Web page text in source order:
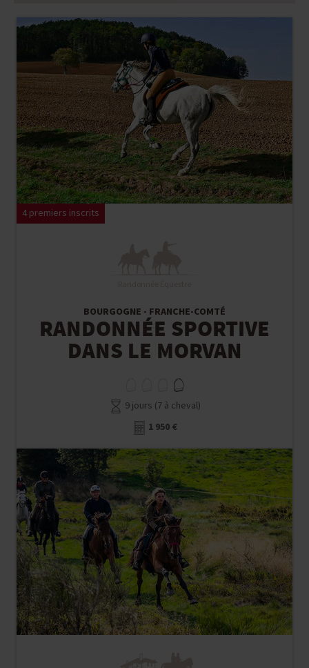
4 premiers inscrits
BOURGOGNE - FRANCHE-COMTÉ
RANDONNÉE SPORTIVE
DANS LE MORVAN
9 jours (7 à cheval)
1 950 €